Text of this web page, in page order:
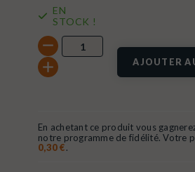
EN
STOCK !
AJOUTER
En achetant ce produit vous
notre programme de fidélité. Votre
0,30 €.